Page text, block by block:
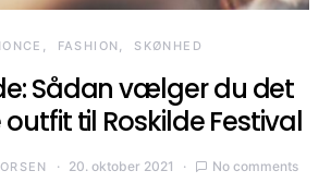
FASHION SKØNHED
Sådan vælger du det
til Roskilde Festival
20. oktober 2021 No comments